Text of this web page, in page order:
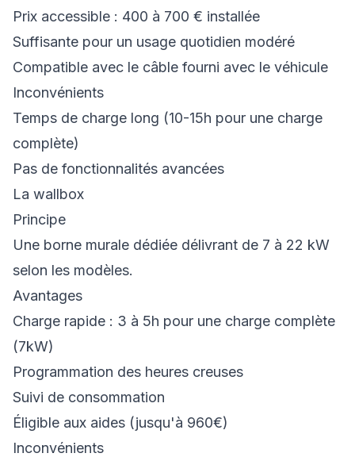
Prix accessible : 400 à 700 € installée
Suffisante pour un usage quotidien modéré
Compatible avec le câble fourni avec le véhicule
Inconvénients
Temps de charge long (10-15h pour une charge
complète)
Pas de fonctionnalités avancées
La wallbox
Principe
Une borne murale dédiée délivrant de 7 à 22 kW
selon les modèles.
Avantages
Charge rapide : 3 à 5h pour une charge complète
(7kW)
Programmation des heures creuses
Suivi de consommation
Éligible aux aides (jusqu'à 960€)
Inconvénients